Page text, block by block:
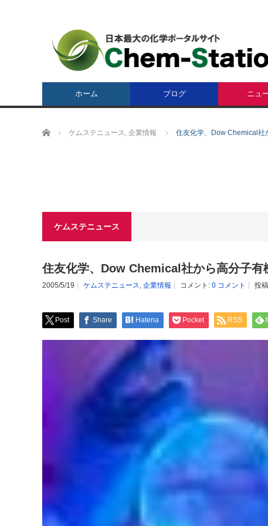
ホーム ブログ ニュ
ホーム ケムステニュース, 企業情報 住友化学、Dow Chemical社
ケムステニュース
住友化学、Dow Chemical社から高分子有
2005/5/19 ケムステニュース, 企業情報 コメント: 0 コメント 投
Post Share Hatena Pocket RSS